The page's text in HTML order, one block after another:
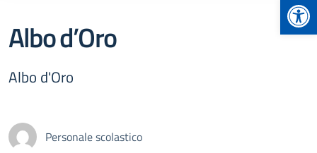
Albo d’Oro
Albo d'Oro
Personale scolastico